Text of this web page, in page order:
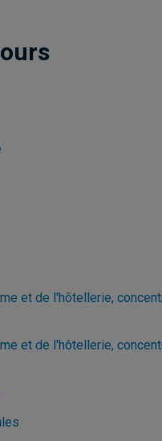
et de l'hôtellerie,
et de l'hôtellerie,